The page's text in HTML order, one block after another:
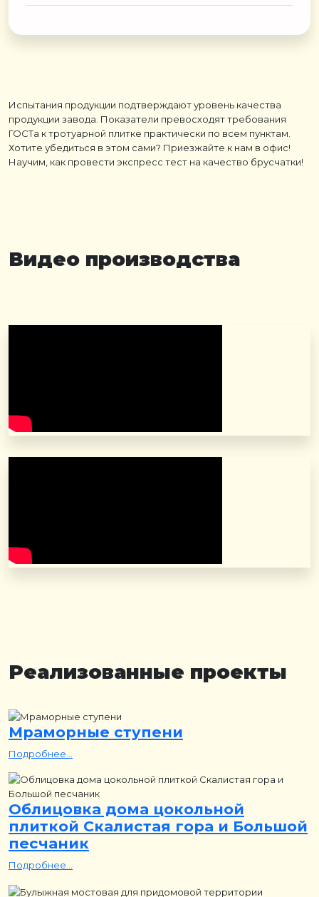
Испытания продукции подтверждают уровень качества
продукции завода. Показатели превосходят требования
ГОСТа к тротуарной плитке практически по всем пунктам.
Хотите убедиться в этом сами? Приезжайте к нам в офис!
Научим, как провести экспресс тест на качество брусчатки!
Видео производства
Реализованные проекты
Мраморные ступени
Подробнее...
Облицовка дома цокольной
плиткой Скалистая гора и Большой
песчаник
Подробнее...